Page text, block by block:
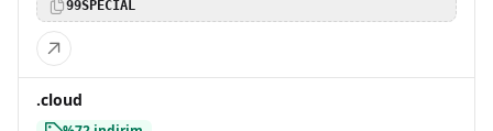
99SPECIAL
.cloud